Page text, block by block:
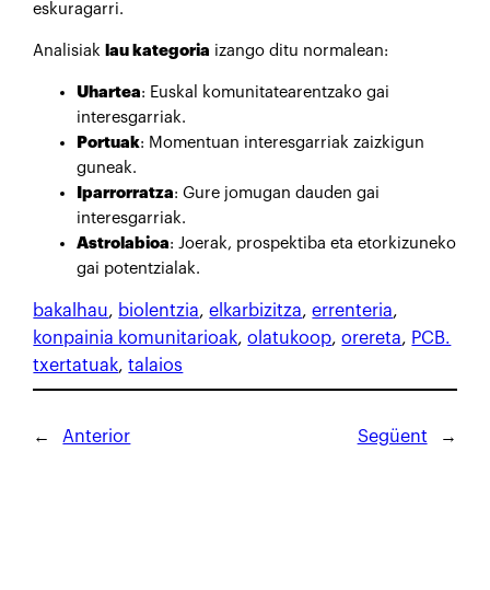
eskuragarri.
Analisiak lau kategoria izango ditu normalean:
Uhartea: Euskal komunitatearentzako gai
interesgarriak.
Portuak: Momentuan interesgarriak zaizkigun
guneak.
Iparrorratza: Gure jomugan dauden gai
interesgarriak.
Astrolabioa: Joerak, prospektiba eta etorkizuneko
gai potentzialak.
bakalhau, biolentzia, elkarbizitza, errenteria
konpainia komunitarioak, olatukoop, orereta, PCB.
txertatuak, talaios
← Anterior Següent →